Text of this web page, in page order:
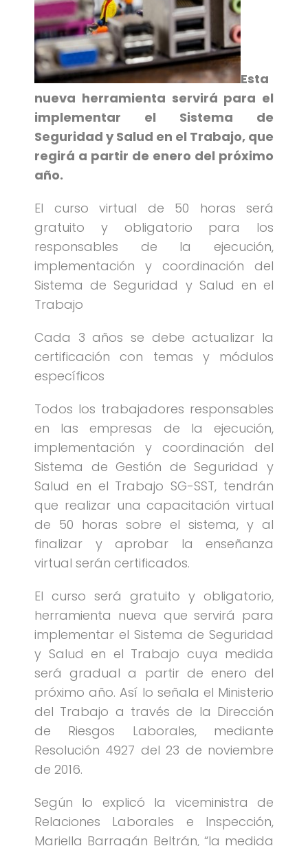
Esta
nueva herramienta servirá para el
implementar el Sistema de
Seguridad y Salud en el Trabajo, que
regirá a partir de enero del próximo
año.
El curso virtual de 50 horas será
gratuito y obligatorio para los
responsables de la ejecución,
implementación y coordinación del
Sistema de Seguridad y Salud en el
Trabajo
Cada 3 años se debe actualizar la
certificación con temas y módulos
específicos
Todos los trabajadores responsables
en las empresas de la ejecución,
implementación y coordinación del
Sistema de Gestión de Seguridad y
Salud en el Trabajo SG-SST, tendrán
que realizar una capacitación virtual
de 50 horas sobre el sistema, y al
finalizar y aprobar la enseñanza
virtual serán certificados.
El curso será gratuito y obligatorio,
herramienta nueva que servirá para
implementar el Sistema de Seguridad
y Salud en el Trabajo cuya medida
será gradual a partir de enero del
próximo año. Así lo señala el Ministerio
del Trabajo a través de la Dirección
de Riesgos Laborales, mediante
Resolución 4927 del 23 de noviembre
de 2016.
Según lo explicó la viceministra de
Relaciones Laborales e Inspección,
Mariella Barragán Beltrán, “la medida